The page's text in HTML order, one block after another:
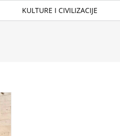
KULTURE I CIVILIZACIJE